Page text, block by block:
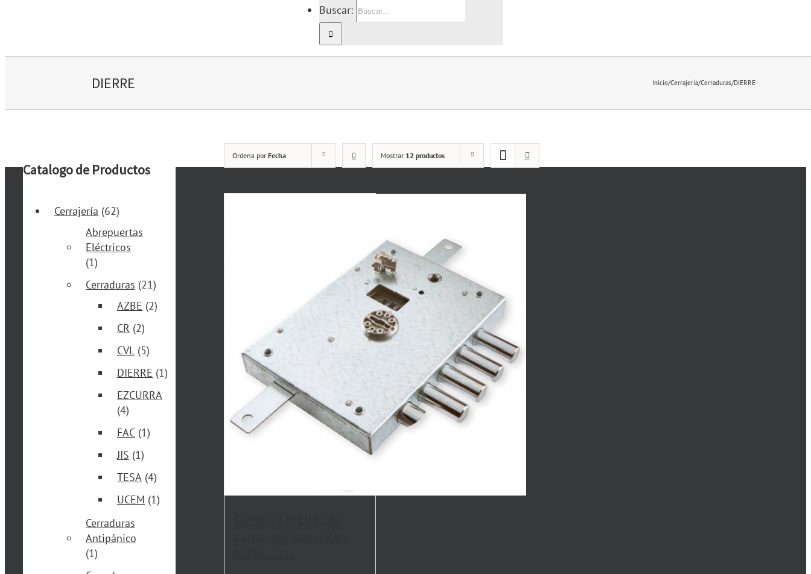
Buscar:
DIERRE Inicio/Cerrajería/Cerraduras/DIERRE
Ordena por Fecha Mostrar 12 productos
Catalogo de Productos
Cerrajería (62)
Abrepuertas
Eléctricos
(1)
Cerraduras (21)
AZBE (2)
CR (2)
CVL (5)
DIERRE (1)
EZCURRA
(4)
FAC (1)
JIS (1)
TESA (4)
UCEM (1)
Cerraduras
Antipánico
(1)